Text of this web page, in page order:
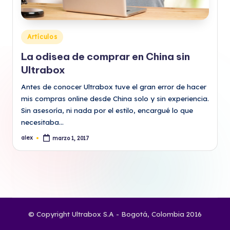
Publicado
en
Artículos
La odisea de comprar en China sin
Ultrabox
Antes de conocer Ultrabox tuve el gran error de hacer
mis compras online desde China solo y sin experiencia.
Sin asesoría, ni nada por el estilo, encargué lo que
necesitaba…
Publicado
alex marzo 1, 2017
© Copyright Ultrabox S.A - Bogotá, Colombia 2016